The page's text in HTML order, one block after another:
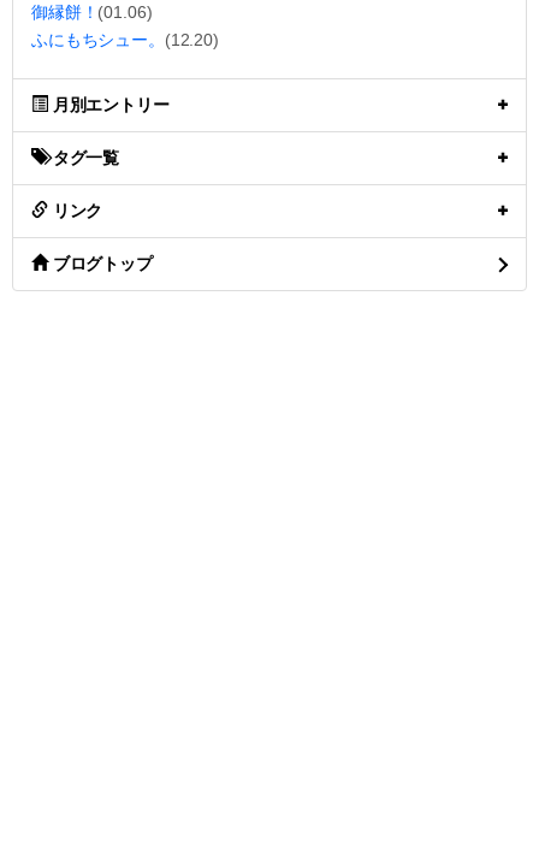
御縁餅！ (01.06)
ふにもちシュー。 (12.20)
月別エントリー
タグ一覧
リンク
ブログトップ